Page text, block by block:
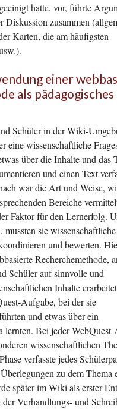
hatte, vor, führte
Diskussion zusammen
Karten, die am häufigsten
einer
als pädagogisches
Schüler in der Wiki-
eine wissenschaftliche
über die Inhalte und das
und einen Text
war die Art und Weise,
Bereiche
Faktor für den Lernerfolg.
mussten sie wissenschaftliche
und bewerten.
Recherchemethode,
Schüler auf sinnvolle und
Inhalte
Aufgabe, bei der sie
und etwas über ein
lernten. Bei jeder
wissenschaftlichen
verfasste jedes
zu dem Thema
später im Wiki als erster
Verhandlungs- und